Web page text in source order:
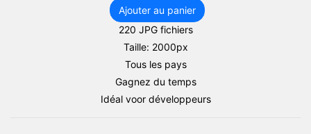
quantité
complet
drapeau
JPG
Ajouter au panier
220 JPG fichiers
Taille: 2000px
Tous les pays
Gagnez du temps
Idéal voor développeurs